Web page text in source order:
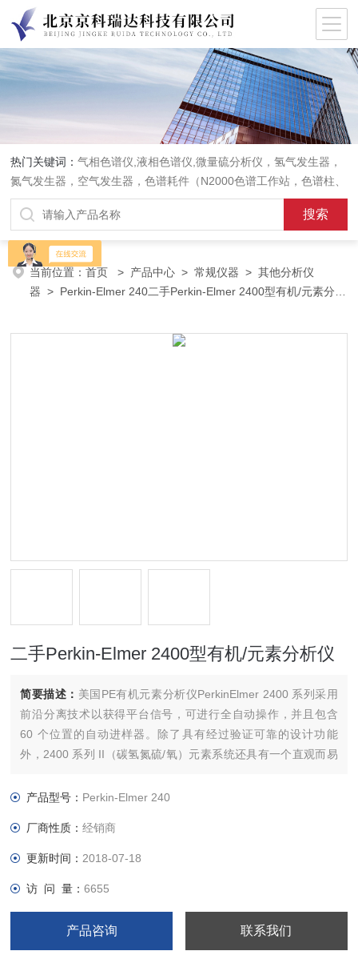
热门关键词：气相色谱仪,液相色谱仪,微量硫分析仪，氢气发生器，
氮气发生器，空气发生器，色谱耗件（N2000色谱工作站，色谱柱、
阀件、进样器、色谱担体），顶空进样器，热解析仪，紫外分光光度
计，原子吸收分光光度计，傅立叶红外光谱仪，分析天平等常规实验
室产品。
当前位置：首页 > 产品中心 >常规仪器 >其他分析仪
器 > Perkin-Elmer 240二手Perkin-Elmer 2400型有机/元素分析
二手Perkin-Elmer 2400型有机/元素分析仪
简要描述： 美国PE有机元素分析仪PerkinElmer 2400 系列采用
前沿分离技术以获得平台信号，可进行全自动操作，并且包含
60 个位置的自动进样器。除了具有经过验证可靠的设计功能
外，2400 系列 II（碳氢氮硫/氧）元素系统还具有一个直观而易
入了有助于简化数据搜集和分析的*功能，在化学和药物产品，地
产品型号： Perkin-Elmer 240
厂商性质：经销商
更新时间： 2018-07-18
访 问 量：6655
产品咨询 联系我们